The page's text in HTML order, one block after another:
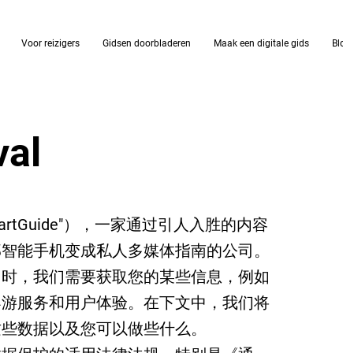
Voor reizigers Gidsen doorbladeren Maak een digitale gids
），一家通过引人入胜的内容
能手机变成私人多媒体指南的公司。
，我们需要获取您的某些信息，例如
服务和用户体验。在下文中，我们将
数据以及您可以做些什么。